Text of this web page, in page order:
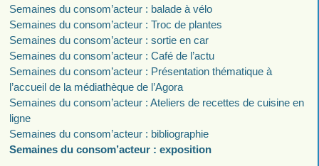
Semaines du consom’acteur : balade à vélo
Semaines du consom’acteur : Troc de plantes
Semaines du consom’acteur : sortie en car
Semaines du consom’acteur : Café de l’actu
Semaines du consom’acteur : Présentation thématique à
l’accueil de la médiathèque de l’Agora
Semaines du consom’acteur : Ateliers de recettes de cuisine en
ligne
Semaines du consom’acteur : bibliographie
Semaines du consom’acteur : exposition